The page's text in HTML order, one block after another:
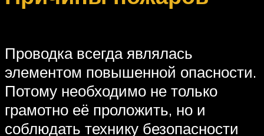
Проводка всегда являлась
элементом повышенной опасности.
Потому необходимо не только
грамотно её проложить, но и
соблюдать технику безопасности